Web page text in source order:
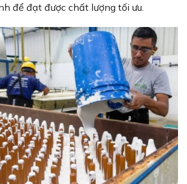
để đạt được chất lượng tối ưu.